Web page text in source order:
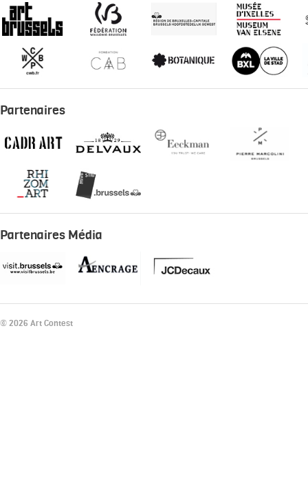
Partenaires
Partenaires Média
© 2026 Art Contest